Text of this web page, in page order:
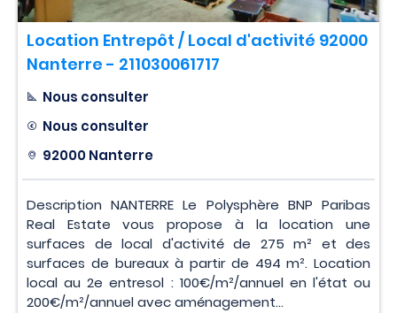
Location Entrepôt / Local d'activité 92000
Nanterre - 211030061717
Nous consulter
Nous consulter
92000 Nanterre
Description NANTERRE Le Polysphère BNP Paribas
Real Estate vous propose à la location une
surfaces de local d'activité de 275 m² et des
surfaces de bureaux à partir de 494 m². Location
local au 2e entresol : 100€/m²/annuel en l'état ou
200€/m²/annuel avec aménagement...